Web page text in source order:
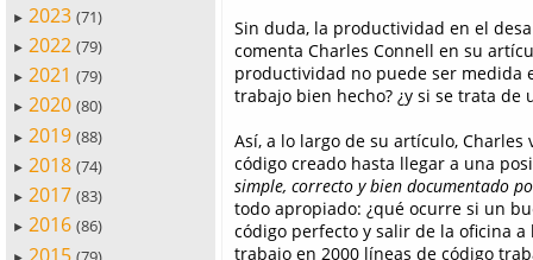
► 2023 (71)
► 2022 (79)
► 2021 (79)
► 2020 (80)
► 2019 (88)
► 2018 (74)
► 2017 (83)
► 2016 (86)
► 2015
Sin duda, la productividad en el
comenta Charles Connell en su
productividad no puede ser medida
trabajo bien hecho? ¿y si se trata
Así, a lo largo de su artículo,
código creado hasta llegar a una
simple, correcto y bien documentado
todo apropiado: ¿qué ocurre si un
código perfecto y salir de la oficina
trabajo en 2000 líneas de código